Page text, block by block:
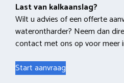
Last van kalkaanslag?
Wilt u advies of een offerte
waterontharder? Neem dan
contact met ons op voor meer
Start aanvraag